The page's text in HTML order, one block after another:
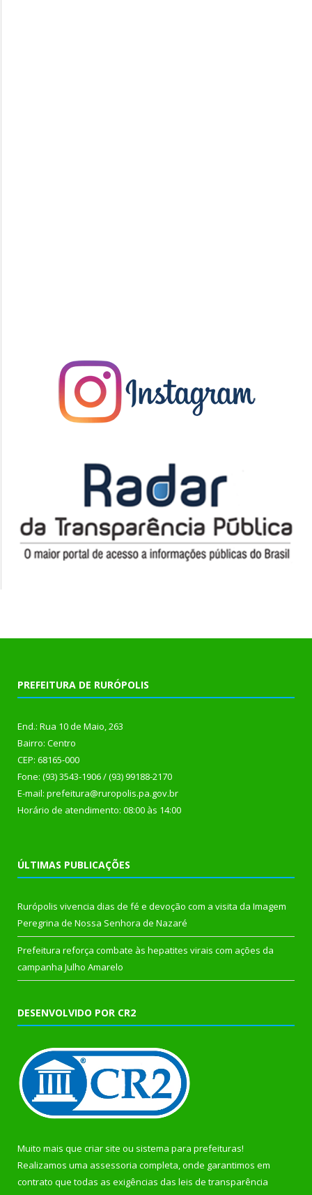
PREFEITURA DE RURÓPOLIS
End.: Rua 10 de Maio, 263
Bairro: Centro
CEP: 68165-000
Fone: (93) 3543-1906 / (93) 99188-2170
E-mail: prefeitura@ruropolis.pa.gov.br
Horário de atendimento: 08:00 às 14:00
ÚLTIMAS PUBLICAÇÕES
Rurópolis vivencia dias de fé e devoção com a visita da Imagem
Peregrina de Nossa Senhora de Nazaré
Prefeitura reforça combate às hepatites virais com ações da
campanha Julho Amarelo
DESENVOLVIDO POR CR2
Muito mais que criar site ou sistema para prefeituras!
Realizamos uma assessoria completa, onde garantimos em
contrato que todas as exigências das leis de transparência